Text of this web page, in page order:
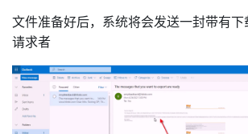
文件准备好后，系统将会发送一封带有下
请求者